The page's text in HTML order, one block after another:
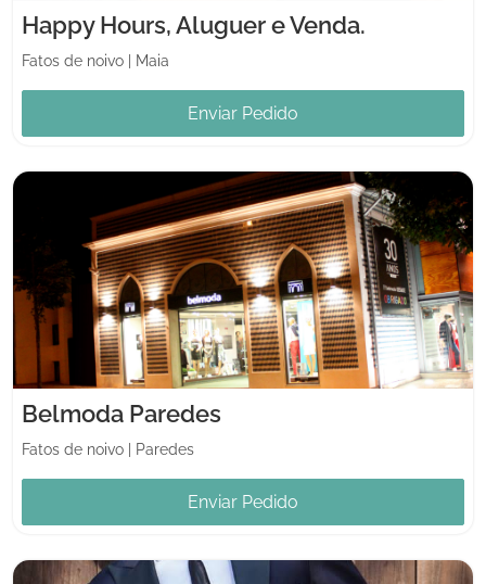
Happy Hours, Aluguer e Venda.
Fatos de noivo Maia
Enviar Pedido
Belmoda Paredes
Fatos de noivo Paredes
Enviar Pedido